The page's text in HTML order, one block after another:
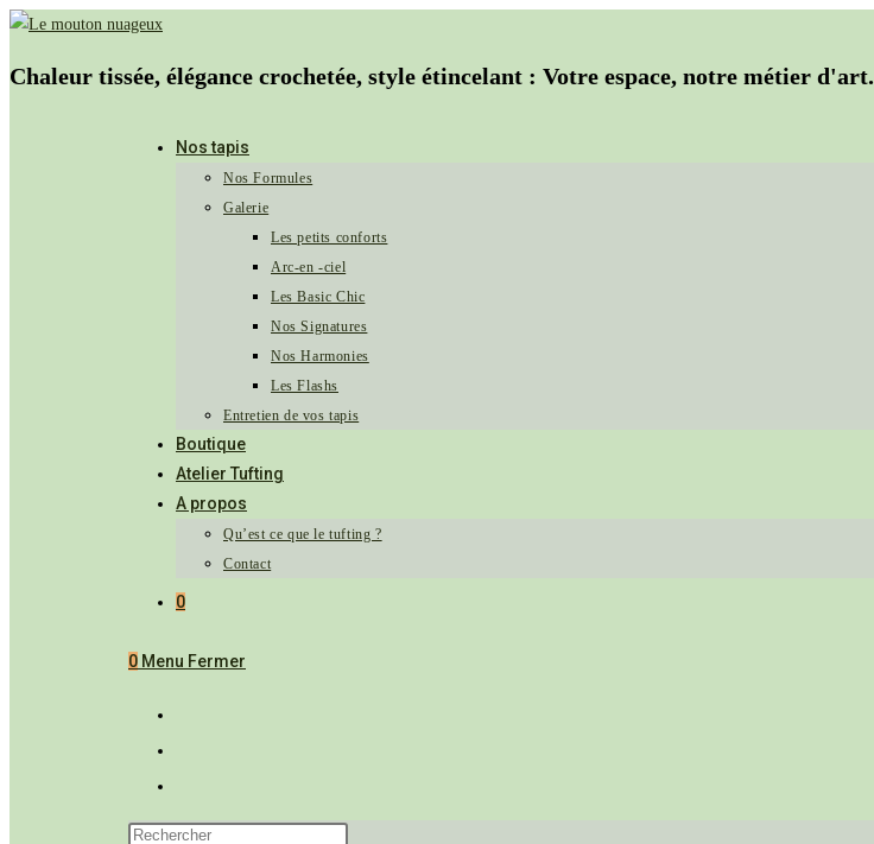
Chaleur tissée, élégance crochetée, style étincelant : Votre espace, notre métier d'art.
Nos tapis
Nos Formules
Galerie
Les petits conforts
Arc-en -ciel
Les Basic Chic
Nos Signatures
Nos Harmonies
Les Flashs
Entretien de vos tapis
Boutique
Atelier Tufting
A propos
Qu’est ce que le tufting ?
Contact
0
0 Menu Fermer